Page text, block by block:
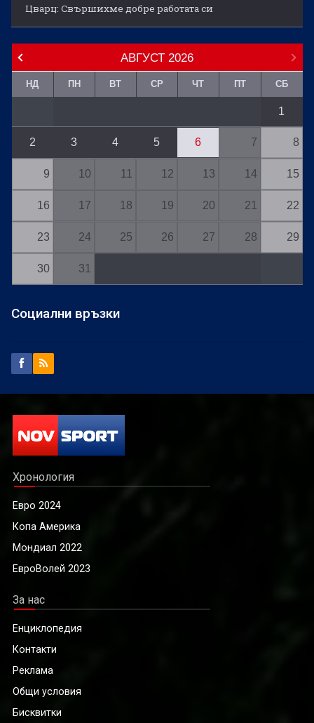
Цварц: Свършихме добре работата си
АВГУСТ 2026
НД ПН ВТ СР ЧТ ПТ СБ
1
2 3 4 5 6 7 8
9 10 11 12 13 14 15
16 17 18 19 20 21 22
23 24 25 26 27 28 29
30 31
Социални връзки
Хронология
Евро 2024
Копа Америка
Мондиал 2022
ЕвроВолей 2023
За нас
Енциклопедия
Контакти
Реклама
Общи условия
Бисквитки